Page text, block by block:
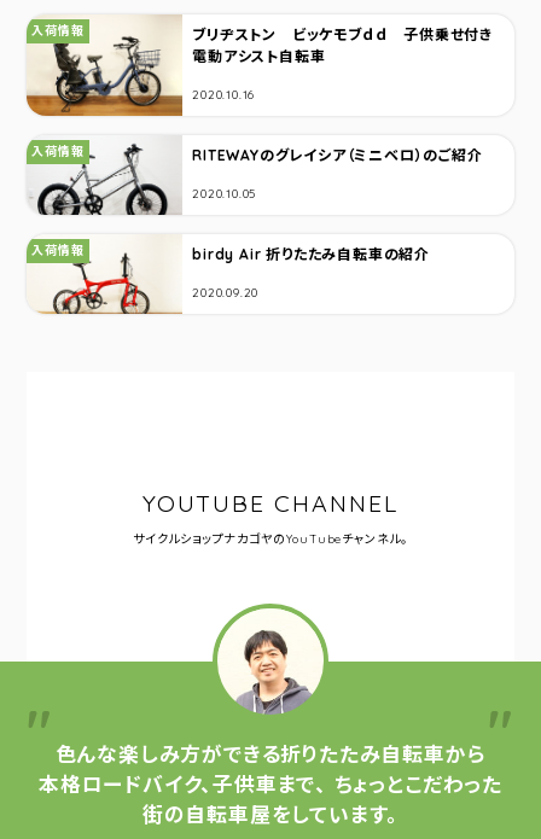
ブリヂストン ビッケモブｄｄ 子供乗せ付き
電動アシスト自転車
カテゴリ：
入荷情報
2020.10.16
RITEWAYのグレイシア（ミニベロ）のご紹介
カテゴリ：
入荷情報
2020.10.05
birdy Air 折りたたみ自転車の紹介
カテゴリ：
入荷情報
2020.09.20
YOUTUBE CHANNEL
サイクルショップナカゴヤのYouTubeチャンネル。
色んな楽しみ方ができる折りたたみ自転車から
本格ロードバイク、子供車まで、 ちょっとこだわった
街の自転車屋をしています。